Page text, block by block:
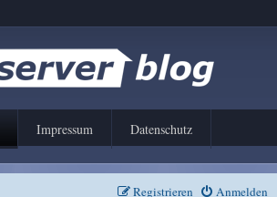
Impressum Datenschutz
Anmelden
Registrieren